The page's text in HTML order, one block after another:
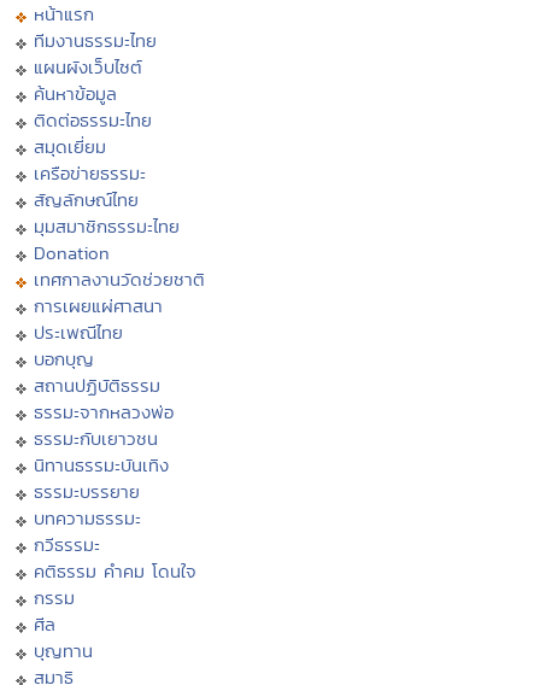
หน้าแรก
ทีมงานธรรมะไทย
แผนผังเว็บไซต์
ค้นหาข้อมูล
ติดต่อธรรมะไทย
สมุดเยี่ยม
เครือข่ายธรรมะ
สัญลักษณ์ไทย
มุมสมาชิกธรรมะไทย
Donation
เทศกาลงานวัดช่วยชาติ
การเผยแผ่ศาสนา
ประเพณีไทย
บอกบุญ
สถานปฏิบัติธรรม
ธรรมะจากหลวงพ่อ
ธรรมะกับเยาวชน
นิทานธรรมะบันเทิง
ธรรมะบรรยาย
บทความธรรมะ
กวีธรรมะ
คติธรรม คำคม โดนใจ
กรรม
ศีล
บุญทาน
สมาธิ